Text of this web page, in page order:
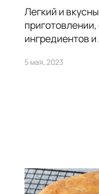
Легкий и
ингредиентов
5 мая, 2023